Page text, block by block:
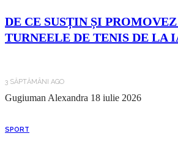
DE CE SUSȚIN ȘI
TURNEELE DE TENIS DE LA
3 SĂPTĂMÂNI AGO
Gugiuman Alexandra 18 iulie 2026
SPORT